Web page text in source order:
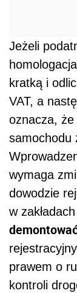
Jeżeli
kratką i
VAT, a
oznacza, że
samochodu
wymaga
dowodzie
w
prawem o
kontroli